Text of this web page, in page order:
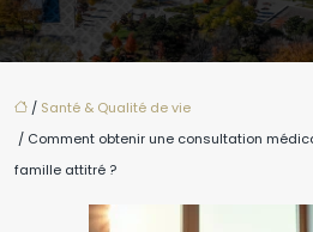
/ Santé & Qualité de vie
/ Comment obtenir une consultation
famille attitré ?